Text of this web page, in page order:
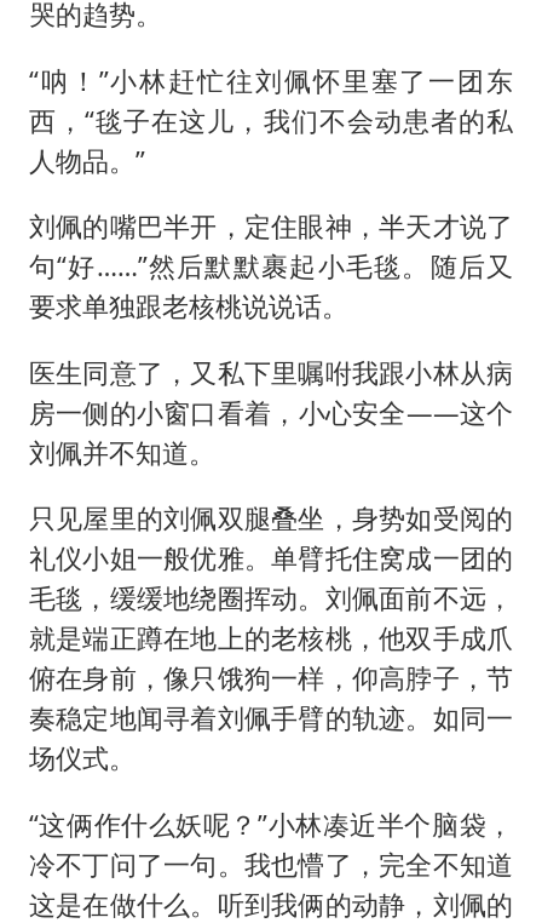
哭的趋势。
“呐！”小林赶忙往刘佩怀里塞了一团东
西，“毯子在这儿，我们不会动患者的私
人物品。”
刘佩的嘴巴半开，定住眼神，半天才说了
句“好……”然后默默裹起小毛毯。随后又
要求单独跟老核桃说说话。
医生同意了，又私下里嘱咐我跟小林从病
房一侧的小窗口看着，小心安全——这个
刘佩并不知道。
只见屋里的刘佩双腿叠坐，身势如受阅的
礼仪小姐一般优雅。单臂托住窝成一团的
毛毯，缓缓地绕圈挥动。刘佩面前不远，
就是端正蹲在地上的老核桃，他双手成爪
俯在身前，像只饿狗一样，仰高脖子，节
奏稳定地闻寻着刘佩手臂的轨迹。如同一
场仪式。
“这俩作什么妖呢？”小林凑近半个脑袋，
冷不丁问了一句。我也懵了，完全不知道
这是在做什么。听到我俩的动静，刘佩的